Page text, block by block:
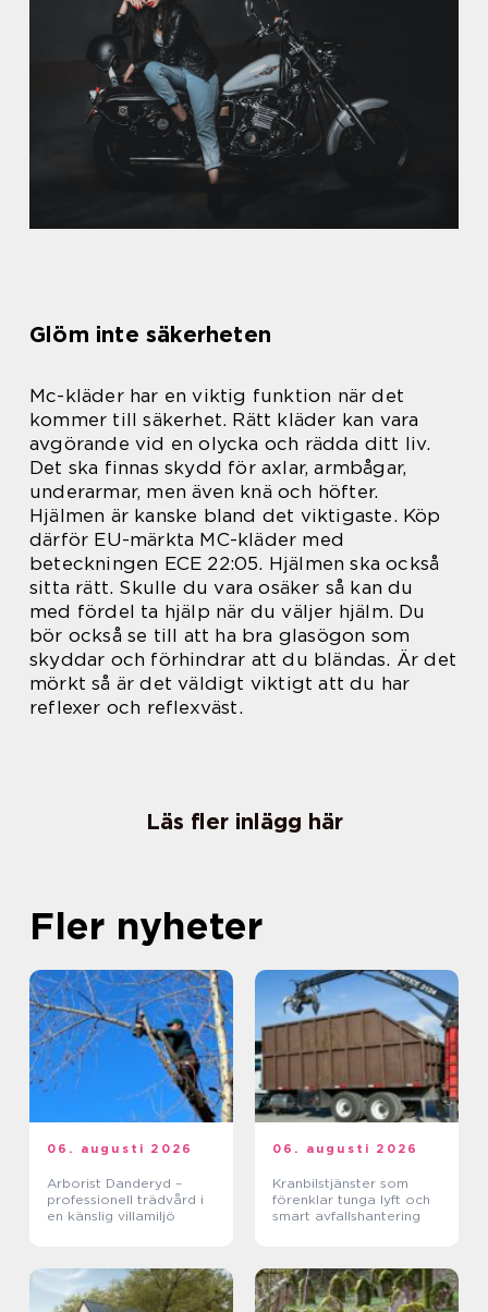
Glöm inte säkerheten
Mc-kläder har en viktig funktion när det
kommer till säkerhet. Rätt kläder kan vara
avgörande vid en olycka och rädda ditt liv.
Det ska finnas skydd för axlar, armbågar,
underarmar, men även knä och höfter.
Hjälmen är kanske bland det viktigaste. Köp
därför EU-märkta MC-kläder med
beteckningen ECE 22:05. Hjälmen ska också
sitta rätt. Skulle du vara osäker så kan du
med fördel ta hjälp när du väljer hjälm. Du
bör också se till att ha bra glasögon som
skyddar och förhindrar att du bländas. Är det
mörkt så är det väldigt viktigt att du har
reflexer och reflexväst.
Läs fler inlägg här
Fler nyheter
06. augusti 2026
Arborist Danderyd –
professionell trädvård i
en känslig villamiljö
06. augusti 2026
Kranbilstjänster som
förenklar tunga lyft och
smart avfallshantering